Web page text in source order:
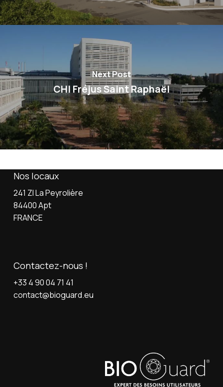
Next Post
CHI Fréjus Saint Raphaël
Nos locaux
241 ZI La Peyrolière
84400 Apt
FRANCE
Contactez-nous !
+33 4 90 04 71 41
contact@bioguard.eu